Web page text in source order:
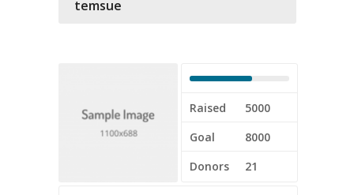
temsue
Raised
5000
Goal
8000
Donors
21